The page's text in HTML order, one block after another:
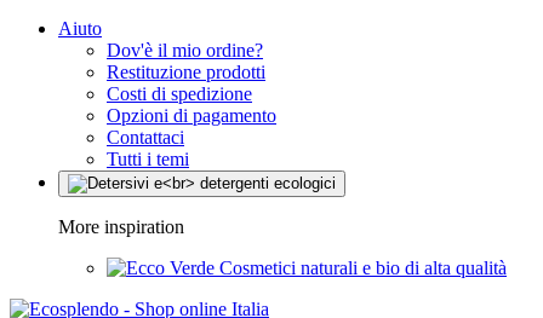
Aiuto
Dov'è il mio ordine?
Restituzione prodotti
Costi di spedizione
Opzioni di pagamento
Contattaci
Tutti i temi
More inspiration
Cosmetici naturali e bio di alta qualità